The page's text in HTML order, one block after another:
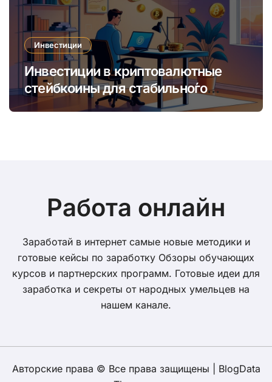
Инвестиции
Инвестиции в криптовалютные
стейбкоины для стабильно́го
онлайн-заработка в условиях
Работа онлайн
Заработай в интернет самые новые методики и
готовые кейсы по заработку Обзоры обучающих
курсов и партнерских программ. Готовые идеи для
заработка и секреты от народных умельцев на
нашем канале.
Авторские права © Все права защищены
BlogData